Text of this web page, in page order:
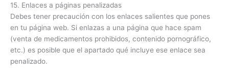
15. Enlaces a páginas penalizadas
Debes tener precaución con los enlaces salientes que pones
en tu página web. Si enlazas a una página que hace spam
(venta de medicamentos prohibidos, contenido pornográfico,
etc.) es posible que el apartado qué incluye ese enlace sea
penalizado.